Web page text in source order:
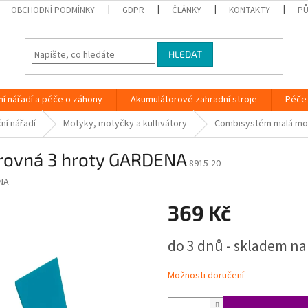
OBCHODNÍ PODMÍNKY GDPR ČLÁNKY KONTAKTY
HLEDAT
nářadí a péče o záhony Akumulátorové zahradní stroje
nářadí Motyky, motyčky a kultivátory Combisystém malá
3 hroty GARDENA 8915-20
369 Kč
cena:
do 3 dnů - skladem
Možnosti doručení